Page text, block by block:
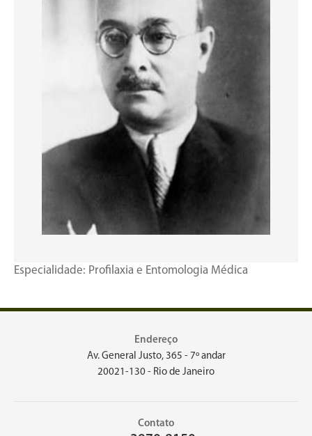
Especialidade: Profilaxia e Entomologia Médica
Endereço
Av. General Justo, 365 - 7º andar
20021-130 - Rio de Janeiro
Contato